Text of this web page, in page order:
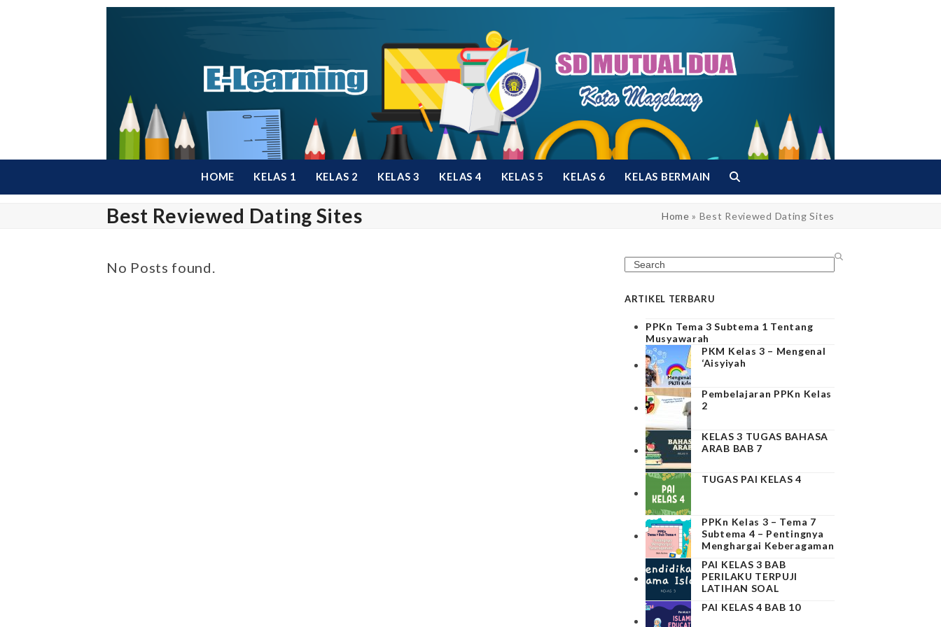
HOME KELAS 1 KELAS 2 KELAS 3 KELAS 4 KELAS 5 KELAS 6 KELAS BERMAIN
Best Reviewed Dating Sites Home » Best Reviewed Dating Sites
No Posts found. Search
ARTIKEL TERBARU
PPKn Tema 3 Subtema 1 Tentang
Musyawarah
PKM Kelas 3 – Mengenal
‘Aisyiyah
Pembelajaran PPKn Kelas
2
KELAS 3 TUGAS BAHASA
ARAB BAB 7
TUGAS PAI KELAS 4
PPKn Kelas 3 – Tema 7
Subtema 4 – Pentingnya
Menghargai Keberagaman
PAI KELAS 3 BAB
PERILAKU TERPUJI
LATIHAN SOAL
PAI KELAS 4 BAB 10